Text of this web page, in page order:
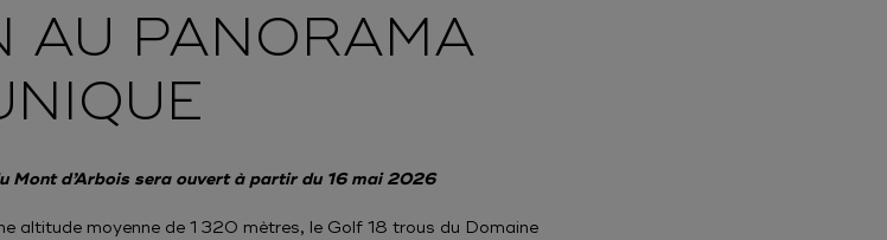
AU PANORAMA
Mont d’Arbois sera ouvert à partir du 16 mai 2026
altitude moyenne de 1 320 mètres, le Golf 18 trous du Domaine